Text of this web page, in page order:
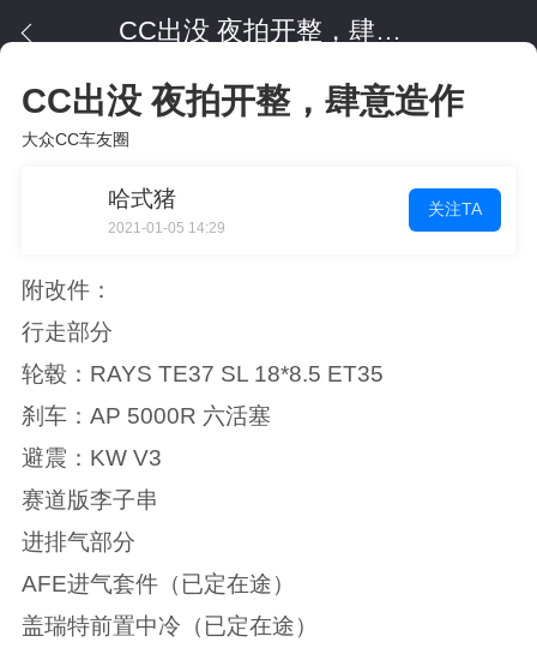
CC出没 夜拍开整，肆意造作
CC出没 夜拍开整，肆意造作
大众CC车友圈
哈式猪
2021-01-05 14:29
关注TA
附改件：
行走部分
轮毂：RAYS TE37 SL 18*8.5 ET35
刹车：AP 5000R 六活塞
避震：KW V3
赛道版李子串
进排气部分
AFE进气套件（已定在途）
盖瑞特前置中冷（已定在途）